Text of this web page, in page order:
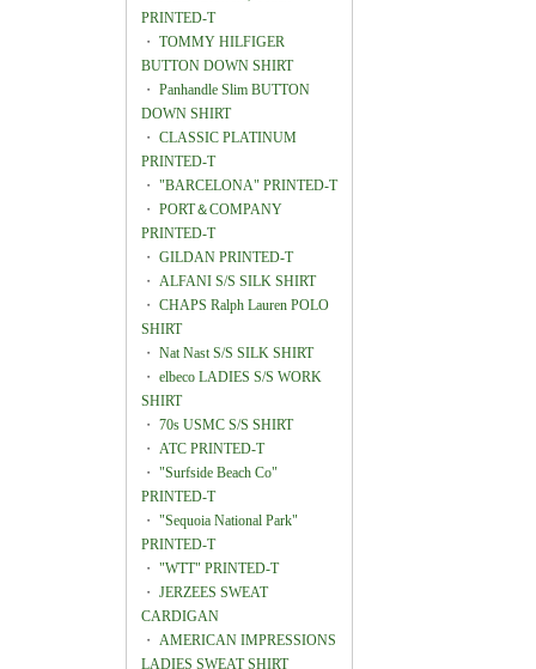
PRINTED-T
・ TOMMY HILFIGER
BUTTON DOWN SHIRT
・ Panhandle Slim BUTTON
DOWN SHIRT
・ CLASSIC PLATINUM
PRINTED-T
・ "BARCELONA" PRINTED-T
・ PORT＆COMPANY
PRINTED-T
・ GILDAN PRINTED-T
・ ALFANI S/S SILK SHIRT
・ CHAPS Ralph Lauren POLO
SHIRT
・ Nat Nast S/S SILK SHIRT
・ elbeco LADIES S/S WORK
SHIRT
・ 70s USMC S/S SHIRT
・ ATC PRINTED-T
・ "Surfside Beach Co"
PRINTED-T
・ "Sequoia National Park"
PRINTED-T
・ "WTT" PRINTED-T
・ JERZEES SWEAT
CARDIGAN
・ AMERICAN IMPRESSIONS
LADIES SWEAT SHIRT